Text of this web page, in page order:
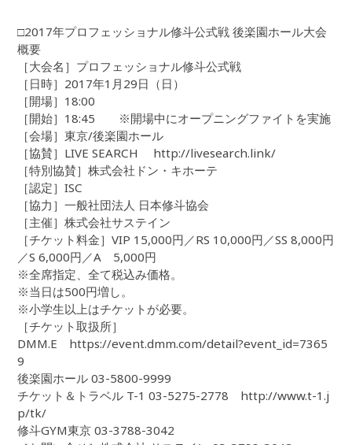
□2017年プロフェッショナル修斗公式戦 後楽園ホール大会
概要
［大会名］プロフェッショナル修斗公式戦
［日時］2017年1月29日（日）
［開場］18:00
［開始］18:45 ※開場中にオープニングファイトを実施
［会場］東京/後楽園ホール
［協賛］LIVE SEARCH http://livesearch.link/
［特別協賛］株式会社ドン・キホーテ
［認定］ISC
［協力］一般社団法人 日本修斗協会
［主催］株式会社サステイン
［チケット料金］VIP 15,000円／RS 10,000円／SS 8,000円
／S 6,000円／A 5,000円
※全席指定、全て税込み価格。
※当日は500円増し。
※小学生以上はチケットが必要。
［チケット取扱所］
DMM.E https://event.dmm.com/detail?event_id=7365
9
後楽園ホール 03-5800-9999
チケット＆トラベル T-1 03-5275-2778 http://www.t-1.j
p/tk/
修斗GYM東京 03-3788-3042